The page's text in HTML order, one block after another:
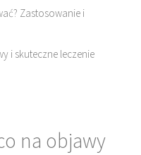
Zastosowanie i
i skuteczne leczenie
na objawy